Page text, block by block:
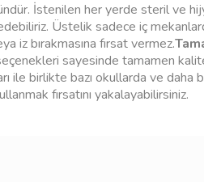
İstenilen her yerde steril
Üstelik sadece iç
iz bırakmasına fırsat vermez.
sayesinde tamamen
ile birlikte bazı okullarda ve
fırsatını yakalayabilirsiniz.